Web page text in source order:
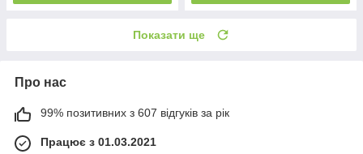
Показати ще
Про нас
99% позитивних з 607 відгуків за рік
Працює з 01.03.2021